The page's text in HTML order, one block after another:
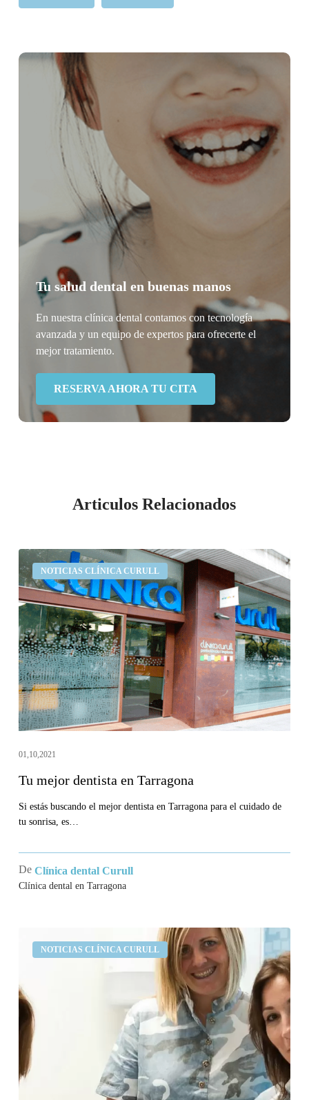
Tu salud dental en buenas manos
En nuestra clínica dental contamos con tecnología
avanzada y un equipo de expertos para ofrecerte el
mejor tratamiento.
RESERVA AHORA TU CITA
Articulos Relacionados
NOTICIAS CLÍNICA CURULL
Tu
mejor
dentista
en
Tarragona
01,10,2021
Tu mejor dentista en Tarragona
Si estás buscando el mejor dentista en Tarragona para el cuidado de
tu sonrisa, es…
De Clínica dental Curull
Clínica dental en Tarragona
NOTICIAS CLÍNICA CURULL
Curull,
dentista
Tarragona